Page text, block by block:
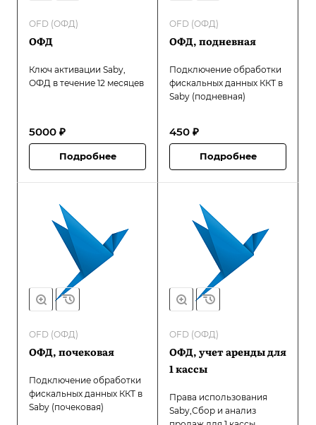
OFD (ОФД)
ОФД
Ключ активации Saby,
ОФД в течение 12 месяцев
5000 ₽
Подробнее
OFD (ОФД)
ОФД, подневная
Подключение обработки
фискальных данных ККТ в
Saby (подневная)
450 ₽
Подробнее
OFD (ОФД)
ОФД, почековая
Подключение обработки
фискальных данных ККТ в
Saby (почековая)
OFD (ОФД)
ОФД, учет аренды для
1 кассы
Права использования
Saby,Сбор и анализ